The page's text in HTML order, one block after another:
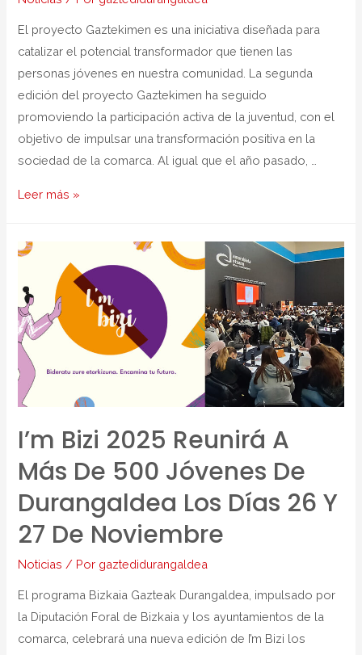
El proyecto Gaztekimen es una iniciativa diseñada para
catalizar el potencial transformador que tienen las
personas jóvenes en nuestra comunidad. La segunda
edición del proyecto Gaztekimen ha seguido
promoviendo la participación activa de la juventud, con el
objetivo de impulsar una transformación positiva en la
sociedad de la comarca. Al igual que el año pasado, …
Leer más »
I’m Bizi 2025 Reunirá A
Más De 500 Jóvenes De
Durangaldea Los Días 26 Y
27 De Noviembre
Noticias / Por gaztedidurangaldea
El programa Bizkaia Gazteak Durangaldea, impulsado por
la Diputación Foral de Bizkaia y los ayuntamientos de la
comarca, celebrará una nueva edición de I’m Bizi los